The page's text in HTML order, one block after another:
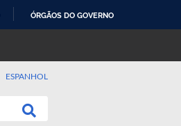
ÓRGÃOS DO GOVERNO
ESPANHOL